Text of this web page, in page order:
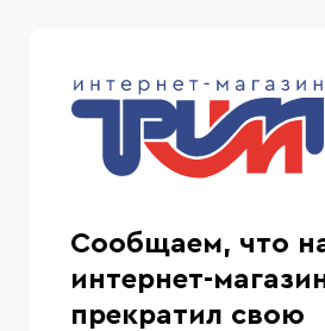
Сообщаем, что
интернет-
прекратил свою